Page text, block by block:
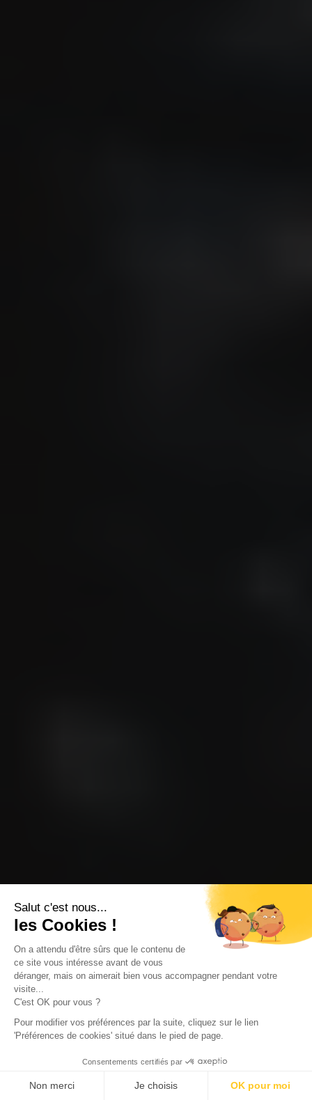
Salut c'est nous...
les Cookies !
On a attendu d'être sûrs que le contenu de
ce site vous intéresse avant de vous
déranger, mais on aimerait bien vous accompagner pendant votre
visite...
C'est OK pour vous ?
Pour modifier vos préférences par la suite, cliquez sur le lien
'Préférences de cookies' situé dans le pied de page.
Consentements certifiés par
Non merci Je choisis OK pour moi